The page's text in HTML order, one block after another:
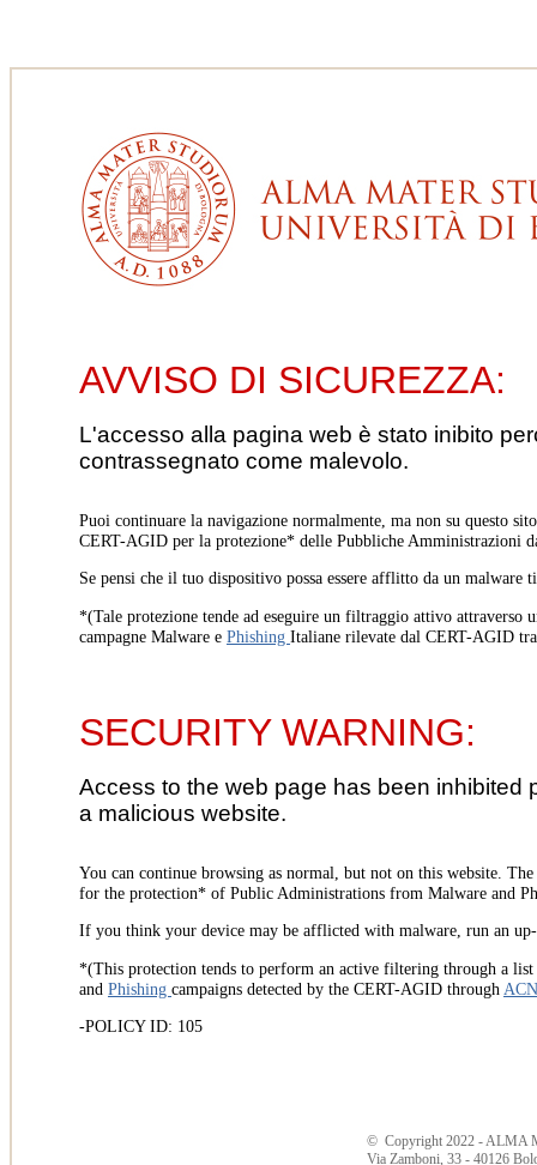
AVVISO DI SICUREZZA:
L'accesso alla pagina web è stato inibito
contrassegnato come malevolo.
Puoi continuare la navigazione normalmente, ma non su questo
CERT-AGID per la protezione* delle Pubbliche Amministrazioni
Se pensi che il tuo dispositivo possa essere afflitto da un
*(Tale protezione tende ad eseguire un filtraggio attivo
campagne Malware e Phishing Italiane rilevate dal CERT-AGID
SECURITY WARNING:
Access to the web page has been
a malicious website.
You can continue browsing as normal, but not on this website.
for the protection* of Public Administrations from Malware and
If you think your device may be afflicted with malware, run an
*(This protection tends to perform an active filtering through a
and Phishing campaigns detected by the CERT-AGID through
-POLICY ID: 105
© Copyright 2022 - ALMA
Via Zamboni, 33 - 40126